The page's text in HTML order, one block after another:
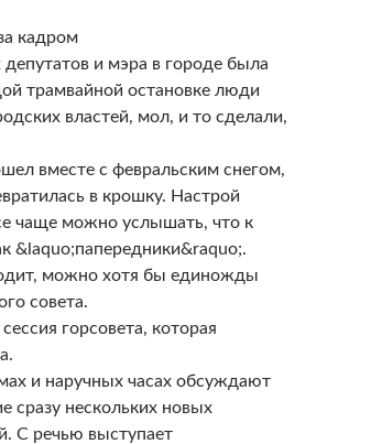
кадром
и мэра в городе была
трамвайной остановке люди
властей, мол, и то сделали,
вместе с февральским снегом,
в крошку. Настрой
чаще можно услышать, что к
&laquo;папередники&raquo;.
можно хотя бы единожды
совета.
горсовета, которая
и наручных часах обсуждают
сразу нескольких новых
С речью выступает